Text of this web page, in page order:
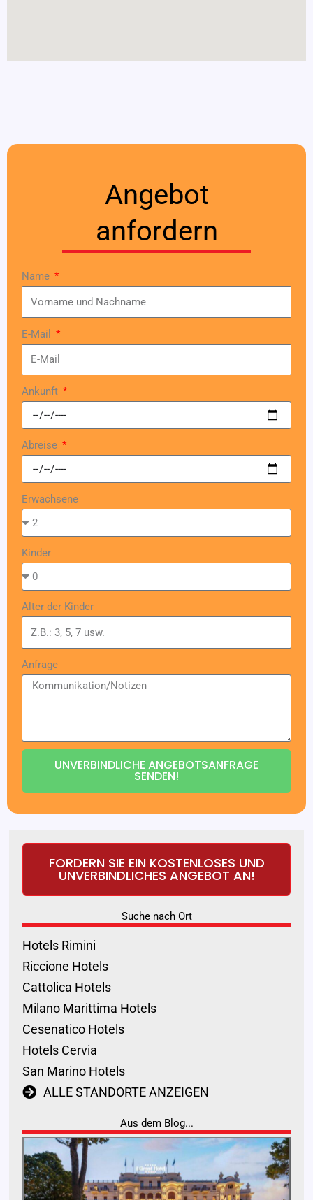
Angebot
anfordern
Name
E-Mail
Ankunft
Abreise
Erwachsene
Kinder
Alter der Kinder
Anfrage
UNVERBINDLICHE ANGEBOTSANFRAGE
SENDEN!
FORDERN SIE EIN KOSTENLOSES UND
UNVERBINDLICHES ANGEBOT AN!
Suche nach Ort
Hotels Rimini
Riccione Hotels
Cattolica Hotels
Milano Marittima Hotels
Cesenatico Hotels
Hotels Cervia
San Marino Hotels
ALLE STANDORTE ANZEIGEN
Aus dem Blog...